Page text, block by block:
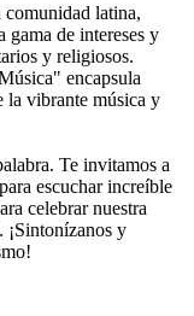
latina,
gama de intereses y
y religiosos.
encapsula
la vibrante música y
Te invitamos a
escuchar increíble
celebrar nuestra
¡Sintonízanos y